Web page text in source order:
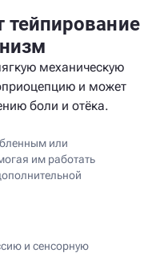
тейпирование
механическую
и может
боли и отёка.
или
им работать
и сенсорную